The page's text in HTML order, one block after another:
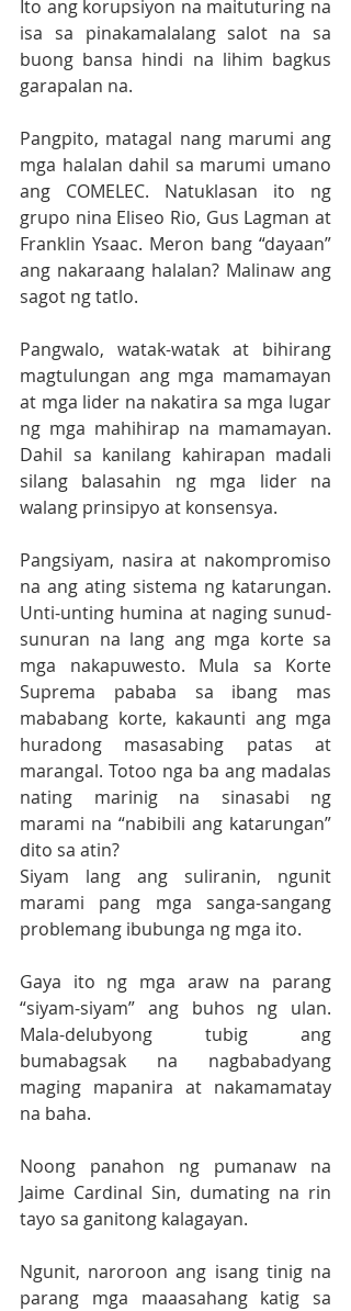
Ito ang korupsiyon na maituturing na
isa sa pinakamalalang salot na sa
buong bansa hindi na lihim bagkus
garapalan na.
Pangpito, matagal nang marumi ang
mga halalan dahil sa marumi umano
ang COMELEC. Natuklasan ito ng
grupo nina Eliseo Rio, Gus Lagman at
Franklin Ysaac. Meron bang “dayaan”
ang nakaraang halalan? Malinaw ang
sagot ng tatlo.
Pangwalo, watak-watak at bihirang
magtulungan ang mga mamamayan
at mga lider na nakatira sa mga lugar
ng mga mahihirap na mamamayan.
Dahil sa kanilang kahirapan madali
silang balasahin ng mga lider na
walang prinsipyo at konsensya.
Pangsiyam, nasira at nakompromiso
na ang ating sistema ng katarungan.
Unti-unting humina at naging sunud-
sunuran na lang ang mga korte sa
mga nakapuwesto. Mula sa Korte
Suprema pababa sa ibang mas
mababang korte, kakaunti ang mga
huradong masasabing patas at
marangal. Totoo nga ba ang madalas
nating marinig na sinasabi ng
marami na “nabibili ang katarungan”
dito sa atin?
Siyam lang ang suliranin, ngunit
marami pang mga sanga-sangang
problemang ibubunga ng mga ito.
Gaya ito ng mga araw na parang
“siyam-siyam” ang buhos ng ulan.
Mala-delubyong tubig ang
bumabagsak na nagbabadyang
maging mapanira at nakamamatay
na baha.
Noong panahon ng pumanaw na
Jaime Cardinal Sin, dumating na rin
tayo sa ganitong kalagayan.
Ngunit, naroroon ang isang tinig na
parang mga maaasahang katig sa